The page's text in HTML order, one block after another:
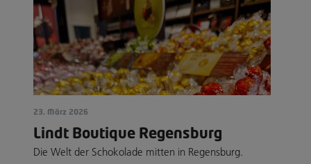
23. März 2026
Lindt Boutique Regensburg
Die Welt der Schokolade mitten in Regensburg.